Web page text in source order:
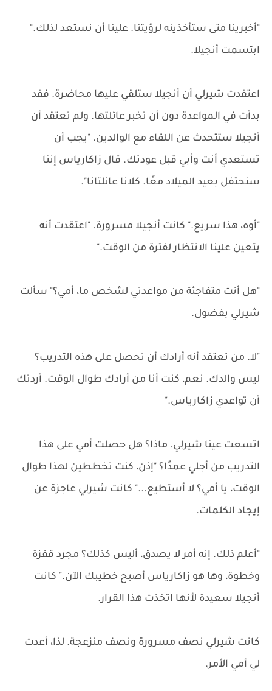
"أخبرينا متى ستأخذينه لرؤيتنا. علينا أن نستعد لذلك."
ابتسمت أنجيلا.
اعتقدت شيرلي أن أنجيلا ستلقي عليها محاضرة. فقد
بدأت في المواعدة دون أن تخبر عائلتها. ولم تعتقد أن
أنجيلا ستتحدث عن اللقاء مع الوالدين. "يجب أن
تستعدي أنت وأبي قبل عودتك. قال زاكارياس إننا
سنحتفل بعيد الميلاد معًا. كلانا عائلتانا".
"أوه، هذا سريع." كانت أنجيلا مسرورة. "اعتقدت أنه
يتعين علينا الانتظار لفترة من الوقت."
"هل أنت متفاجئة من مواعدتي لشخص ما، أمي؟" سألت
شيرلي بفضول.
"لا. من تعتقد أنه أرادك أن تحصل على هذه التدريب؟
ليس والدك. نعم، كنت أنا من أرادك طوال الوقت. أردتك
أن تواعدي زاكارياس."
اتسعت عينا شيرلي. ماذا؟ هل حصلت أمي على هذا
التدريب من أجلي عمدًا؟ "إذن، كنت تخططين لهذا طوال
الوقت، يا أمي؟ لا أستطيع..." كانت شيرلي عاجزة عن
إيجاد الكلمات.
"أعلم ذلك. إنه أمر لا يصدق، أليس كذلك؟ مجرد قفزة
وخطوة، وها هو زاكارياس أصبح خطيبك الآن." كانت
أنجيلا سعيدة لأنها اتخذت هذا القرار.
كانت شيرلي نصف مسرورة ونصف منزعجة. لذا، أعدت
لي أمي الأمر.